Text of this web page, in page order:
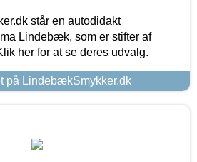
står en autodidakt
Lindebæk, som er stifter af
her for at se deres udvalg.
på LindebækSmykker.dk